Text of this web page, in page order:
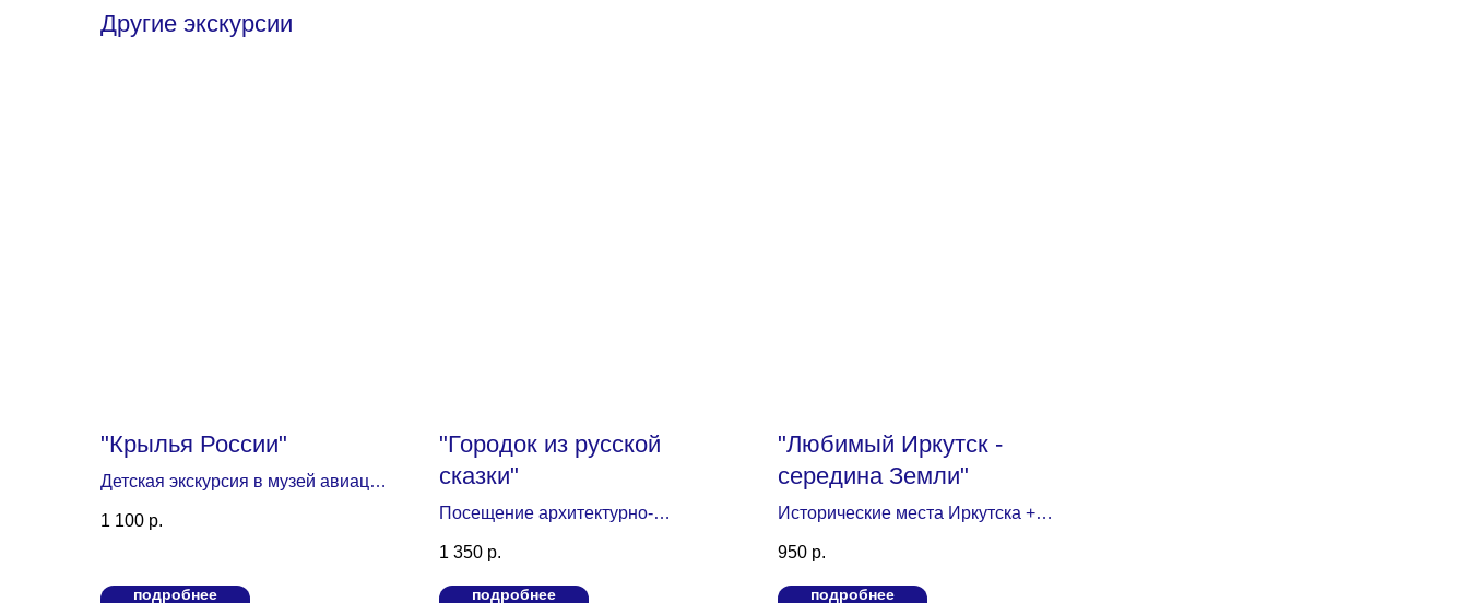
Другие экскурсии
"Крылья России"
Детская экскурсия в музей авиации
мир авиации и космонавтики,
яркие впечатления и полезные
1 100 р.
подробнее
"Городок из русской
сказки"
Посещение архитектурно-
открытым небом "Тальцы"
(экскурсия по музею, выставочные
1 350 р.
подробнее
"Любимый Иркутск -
середина Земли"
Исторические места Иркутска +
города; Музей Распутина В.Г. и
другие)
950 р.
подробнее